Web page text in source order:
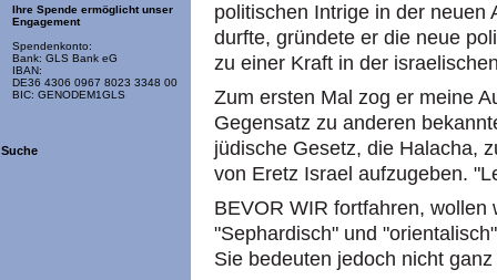
Ihre Spende ermöglicht unser
Engagement
Spendenkonto:
Bank: GLS Bank eG
IBAN:
DE36 4306 0967 8023 3348 00
BIC: GENODEM1GLS
Suche
politischen Intrige in der neuen
durfte, gründete er die neue
zu einer Kraft in der
Zum ersten Mal zog er meine
Gegensatz zu anderen
jüdische Gesetz, die Halacha,
von Eretz Israel aufzugeben.
BEVOR WIR fortfahren,
"Sephardisch" und
Sie bedeuten jedoch nicht